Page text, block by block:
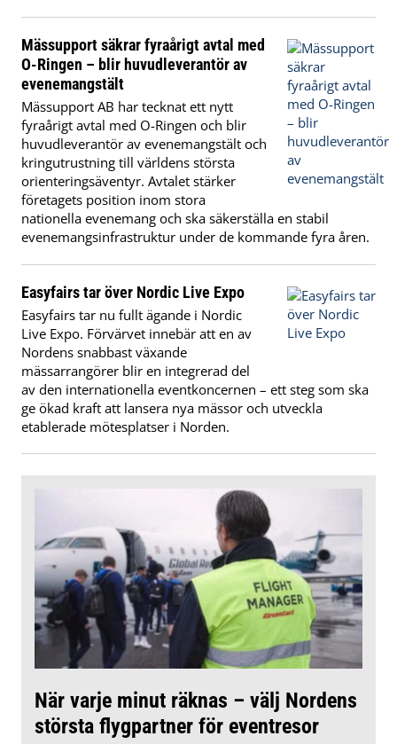
Mässupport säkrar fyraårigt avtal med
O-Ringen – blir huvudleverantör av
evenemangstält
Mässupport AB har tecknat ett nytt
fyraårigt avtal med O-Ringen och blir
huvudleverantör av evenemangstält och
kringutrustning till världens största
orienteringsäventyr. Avtalet stärker
företagets position inom stora
nationella evenemang och ska säkerställa en stabil
evenemangsinfrastruktur under de kommande fyra åren.
Easyfairs tar över Nordic Live Expo
Easyfairs tar nu fullt ägande i Nordic
Live Expo. Förvärvet innebär att en av
Nordens snabbast växande
mässarrangörer blir en integrerad del
av den internationella eventkoncernen – ett steg som ska
ge ökad kraft att lansera nya mässor och utveckla
etablerade mötesplatser i Norden.
När varje minut räknas – välj Nordens
största flygpartner för eventresor